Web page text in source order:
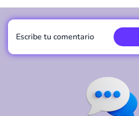
Escribe tu comentario